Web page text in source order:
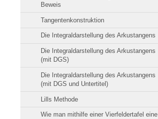
Beweis
Tangentenkonstruktion
Die Integraldarstellung des Arkustangens
Die Integraldarstellung des Arkustangens
(mit DGS)
Die Integraldarstellung des Arkustangens
(mit DGS und Untertitel)
Lills Methode
Wie man mithilfe einer Vierfeldertafel eine